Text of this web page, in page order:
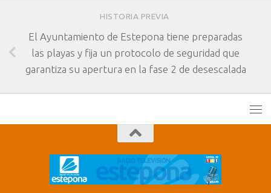
HISTORIA PREVIA
El Ayuntamiento de Estepona tiene preparadas
las playas y fija un protocolo de seguridad que
garantiza su apertura en la fase 2 de desescalada